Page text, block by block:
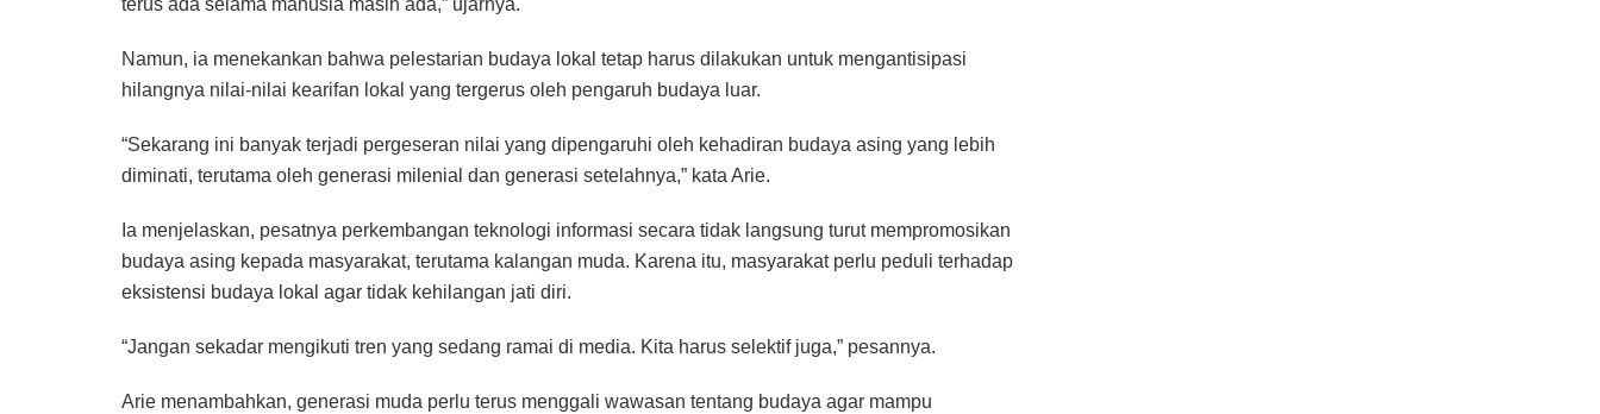
terus ada selama manusia masih ada,” ujarnya.
Namun, ia menekankan bahwa pelestarian budaya lokal tetap harus dilakukan untuk mengantisipasi
hilangnya nilai-nilai kearifan lokal yang tergerus oleh pengaruh budaya luar.
“Sekarang ini banyak terjadi pergeseran nilai yang dipengaruhi oleh kehadiran budaya asing yang lebih
diminati, terutama oleh generasi milenial dan generasi setelahnya,” kata Arie.
Ia menjelaskan, pesatnya perkembangan teknologi informasi secara tidak langsung turut mempromosikan
budaya asing kepada masyarakat, terutama kalangan muda. Karena itu, masyarakat perlu peduli terhadap
eksistensi budaya lokal agar tidak kehilangan jati diri.
“Jangan sekadar mengikuti tren yang sedang ramai di media. Kita harus selektif juga,” pesannya.
Arie menambahkan, generasi muda perlu terus menggali wawasan tentang budaya agar mampu